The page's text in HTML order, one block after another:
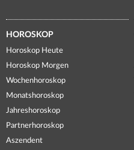
HOROSKOP
Horoskop Heute
Horoskop Morgen
Wochenhoroskop
Monatshoroskop
Jahreshoroskop
Partnerhoroskop
Aszendent